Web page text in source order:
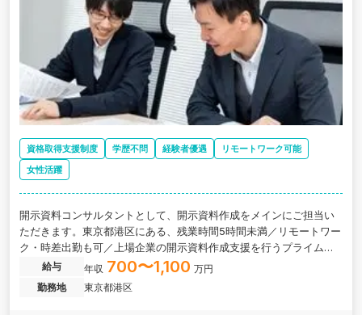
資格取得支援制度 学歴不問 経験者優遇
リモートワーク可能
女性活躍
開示資料コンサルタントとして、開示資料作成をメインにご担当い
ただきます。東京都港区にある、残業時間5時間未満／リモートワー
ク・時差出勤も可／上場企業の開示資料作成支援を行うプライム上
場子会社の求人です。
給与 年収 700〜1,100 万円
勤務地
東京都港区